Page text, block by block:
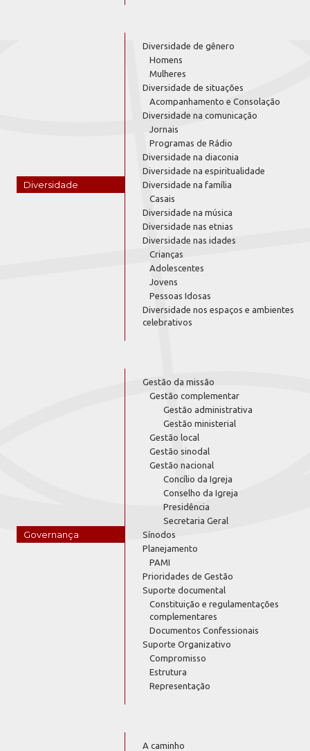
Diversidade
Diversidade de gênero
Homens
Mulheres
Diversidade de situações
Acompanhamento e Consolação
Diversidade na comunicação
Jornais
Programas de Rádio
Diversidade na diaconia
Diversidade na espiritualidade
Diversidade na família
Casais
Diversidade na música
Diversidade nas etnias
Diversidade nas idades
Crianças
Adolescentes
Jovens
Pessoas Idosas
Diversidade nos espaços e ambientes
celebrativos
Governança
Gestão da missão
Gestão complementar
Gestão administrativa
Gestão ministerial
Gestão local
Gestão sinodal
Gestão nacional
Concílio da Igreja
Conselho da Igreja
Presidência
Secretaria Geral
Sínodos
Planejamento
PAMI
Prioridades de Gestão
Suporte documental
Constituição e regulamentações
complementares
Documentos Confessionais
Suporte Organizativo
Compromisso
Estrutura
Representação
A caminho